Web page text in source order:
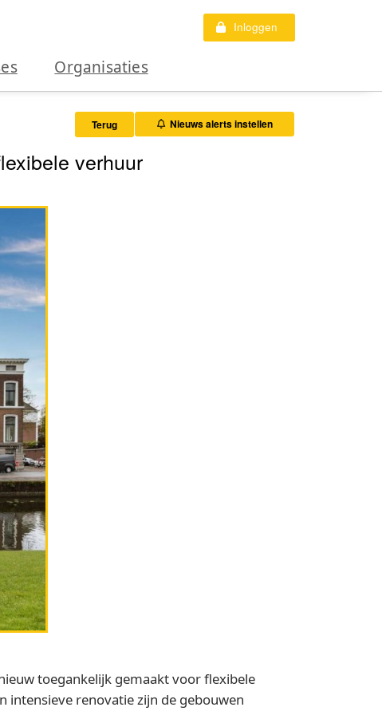
Inloggen
Organisaties
Terug Nieuws alerts instellen
verhuur
toegankelijk gemaakt voor flexibele
intensieve renovatie zijn de gebouwen